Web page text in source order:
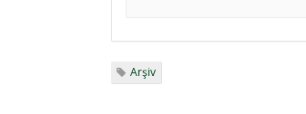
Arşiv